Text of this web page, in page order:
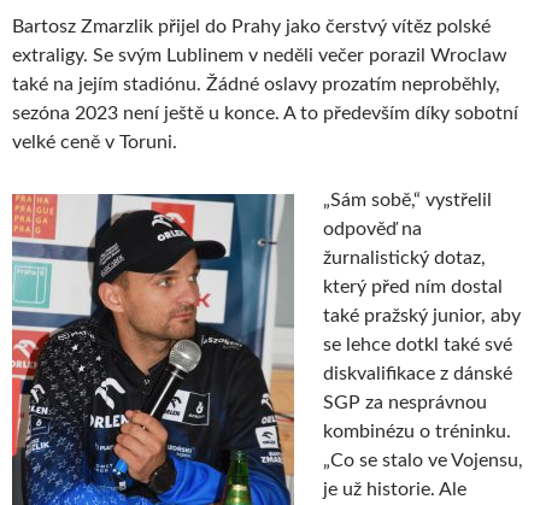
Bartosz Zmarzlik přijel do Prahy jako čerstvý vítěz polské
extraligy. Se svým Lublinem v neděli večer porazil Wroclaw
také na jejím stadiónu. Žádné oslavy prozatím neproběhly,
sezóna 2023 není ještě u konce. A to především díky sobotní
velké ceně v Toruni.
„Sám sobě,“ vystřelil
odpověď na
žurnalistický dotaz,
který před ním dostal
také pražský junior, aby
se lehce dotkl také své
diskvalifikace z dánské
SGP za nesprávnou
kombinézu o tréninku.
„Co se stalo ve Vojensu,
je už historie. Ale